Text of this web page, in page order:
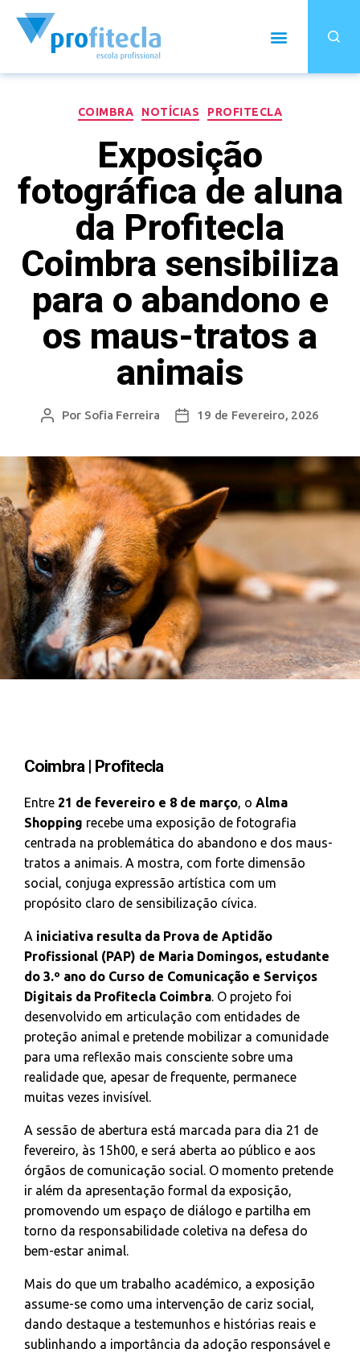
COIMBRA NOTÍCIAS PROFITECLA
Exposição
fotográfica de aluna
da Profitecla
Coimbra sensibiliza
para o abandono e
os maus-tratos a
animais
Por Sofia Ferreira 19 de Fevereiro, 2026
Coimbra | Profitecla
Entre 21 de fevereiro e 8 de março, o Alma
Shopping recebe uma exposição de fotografia
centrada na problemática do abandono e dos maus-
tratos a animais. A mostra, com forte dimensão
social, conjuga expressão artística com um
propósito claro de sensibilização cívica.
A iniciativa resulta da Prova de Aptidão
Profissional (PAP) de Maria Domingos, estudante
do 3.º ano do Curso de Comunicação e Serviços
Digitais da Profitecla Coimbra. O projeto foi
desenvolvido em articulação com entidades de
proteção animal e pretende mobilizar a comunidade
para uma reflexão mais consciente sobre uma
realidade que, apesar de frequente, permanece
muitas vezes invisível.
A sessão de abertura está marcada para dia 21 de
fevereiro, às 15h00, e será aberta ao público e aos
órgãos de comunicação social. O momento pretende
ir além da apresentação formal da exposição,
promovendo um espaço de diálogo e partilha em
torno da responsabilidade coletiva na defesa do
bem-estar animal.
Mais do que um trabalho académico, a exposição
assume-se como uma intervenção de cariz social,
dando destaque a testemunhos e histórias reais e
sublinhando a importância da adoção responsável e